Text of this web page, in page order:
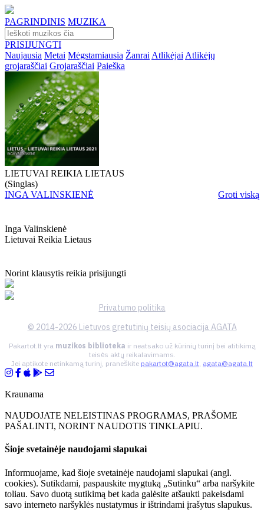
PAGRINDINIS MUZIKA
PRISIJUNGTI
Naujausia Metai Mėgstamiausia Žanrai Atlikėjai Atlikėjų
grojaraščiai Grojaraščiai Paieška
LIETUVAI REIKIA LIETAUS
(Singlas)
INGA VALINSKIENĖ
Groti viską
Inga Valinskienė
Lietuvai Reikia Lietaus
Norint klausytis reikia prisijungti
Privatumo politika
© 2014-2026 Lietuvos gretutinių teisių asociacija AGATA
Pakartot.lt yra muzikos biblioteka ir neatsako už kūrinių turinį bei atitikimą
teisės aktų reikalavimams.
Jei aptikote netinkamą turinį, praneškite pakartot@agata.lt, agata@agata.lt
Kraunama
NAUDOJATE NELEISTINAS PROGRAMAS, PRAŠOME
PAŠALINTI, NORINT NAUDOTIS TINKLAPIU.
Šioje svetainėje naudojami slapukai
Informuojame, kad šioje svetainėje naudojami slapukai (angl.
cookies). Sutikdami, paspauskite mygtuką „Sutinku“ arba naršykite
toliau. Savo duotą sutikimą bet kada galėsite atšaukti pakeisdami
savo interneto naršyklės nustatymus ir ištrindami įrašytus slapukus.